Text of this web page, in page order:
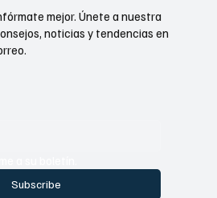
Subscribe
mejor. Únete a nuestra
noticias y tendencias en